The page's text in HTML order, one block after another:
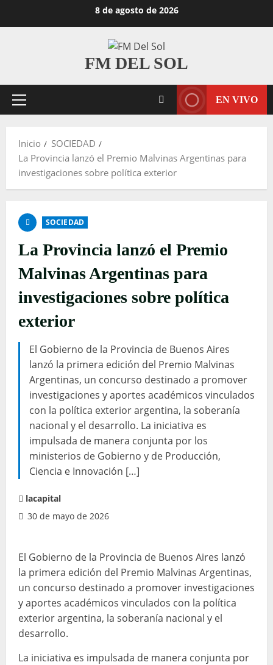
8 de agosto de 2026
FM DEL SOL
Menú
EN VIVO
Inicio
SOCIEDAD
La Provincia lanzó el Premio Malvinas Argentinas para
investigaciones sobre política exterior
SOCIEDAD
La Provincia lanzó el Premio
Malvinas Argentinas para
investigaciones sobre política
exterior
El Gobierno de la Provincia de Buenos Aires
lanzó la primera edición del Premio Malvinas
Argentinas, un concurso destinado a promover
investigaciones y aportes académicos vinculados
con la política exterior argentina, la soberanía
nacional y el desarrollo. La iniciativa es
impulsada de manera conjunta por los
ministerios de Gobierno y de Producción,
Ciencia e Innovación […]
lacapital
30 de mayo de 2026
El Gobierno de la Provincia de Buenos Aires lanzó
la primera edición del Premio Malvinas Argentinas,
un concurso destinado a promover investigaciones
y aportes académicos vinculados con la política
exterior argentina, la soberanía nacional y el
desarrollo.
La iniciativa es impulsada de manera conjunta por